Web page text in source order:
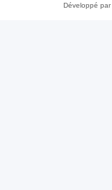
Développé par